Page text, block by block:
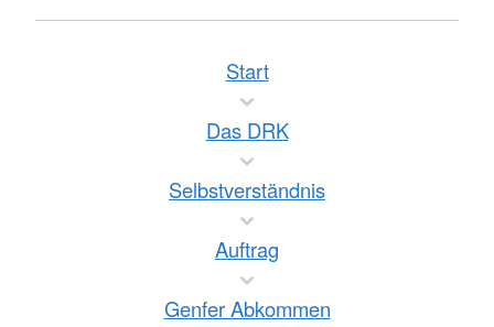
Start
Das DRK
Selbstverständnis
Auftrag
Genfer Abkommen